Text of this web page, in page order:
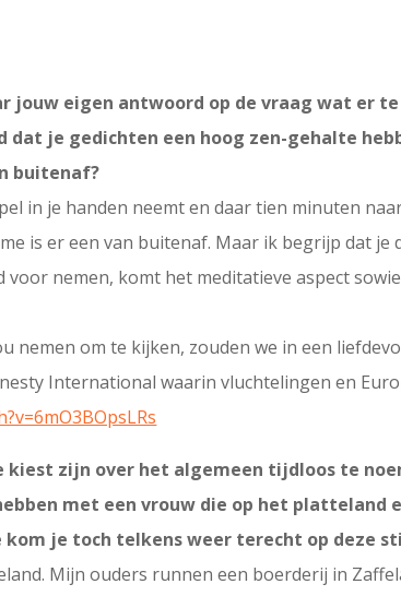
eigen antwoord op de vraag wat er
dat je gedichten een hoog zen-gehalte
buitenaf?
in je handen neemt en daar tien minuten
is er een van buitenaf. Maar ik begrijp dat je
voor nemen, komt het meditatieve aspect
nemen om te kijken, zouden we in een
International waarin vluchtelingen en
kiest zijn over het algemeen tijdloos te
met een vrouw die op het
kom je toch telkens weer terecht op
Mijn ouders runnen een boerderij in